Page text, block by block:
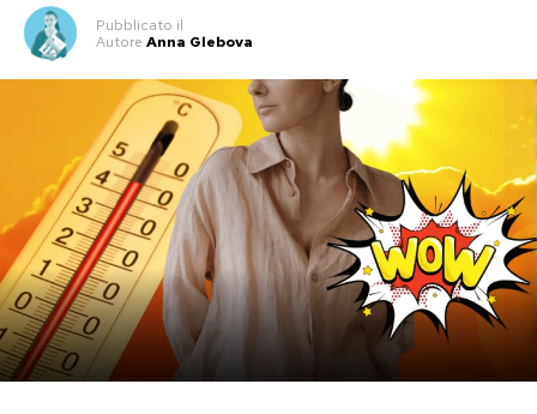
più rigidi, spezzando la durezza della mascella
senza appesantire la parte superiore del volto.
Volto a cuore o triangolare: l’importanza
dei volumi inferiori
I visi a cuore, noti anche come a triangolo
inverso, presentano una fronte ampia e zigomi
pronunciati che stringono verso un mento
affilato. Per questa conformazione, gli stilisti
raccomandano occhiali che non appesantiscano
la zona temporale: funzionano benissimo le
Pubblicato il
Autore Anna Glebova